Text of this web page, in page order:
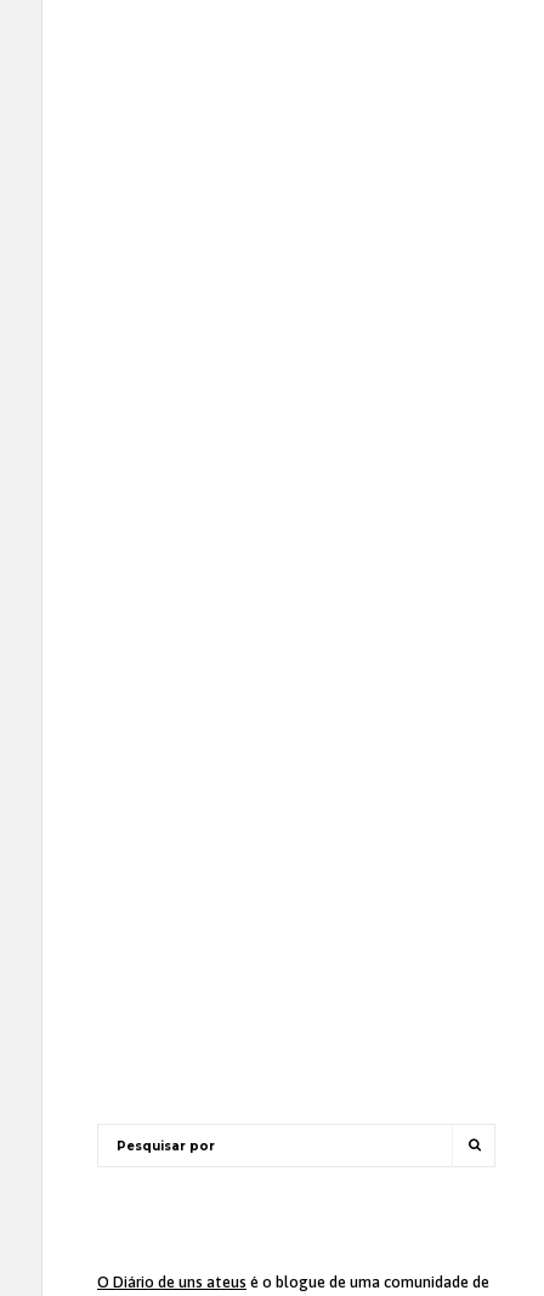
O Diário de uns ateus é o blogue de uma comunidade de